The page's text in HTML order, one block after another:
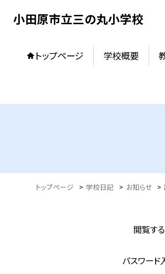
小田原市立三の丸小学校
トップページ 学校概要
トップページ > 学校日記 > お知らせ >
閲覧す
パスワード